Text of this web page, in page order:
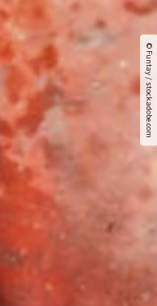
© Funtay / stock.adobe.com